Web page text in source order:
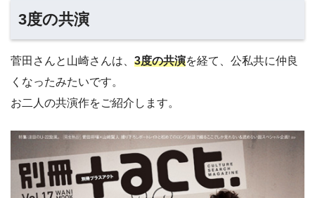
3度の共演
菅田さんと山崎さんは、 3度の共演を経て、公私共に仲良
くなったみたいです。
お二人の共演作をご紹介します。